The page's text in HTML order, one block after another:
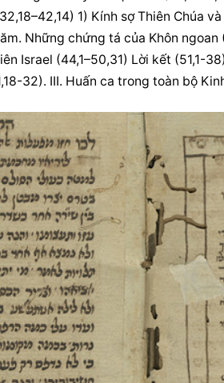
1) Kính sợ Thiên Chúa và
Những chứng tá của Khôn
Israel (44,1–50,31) Lời kết (51,1-
32). III. Huấn ca trong toàn bộ